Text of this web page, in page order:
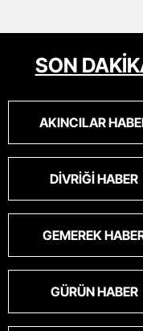
SON
AKINCILAR
DIVRIĞI HABER
GEMEREK
GÜRÜN HABER